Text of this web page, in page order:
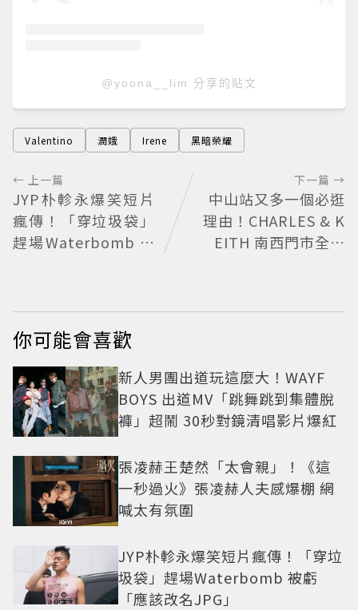
@yoona__lim 分享的貼文
Valentino 潤娥 Irene 黑暗榮耀
← 上一篇
JYP朴軫永爆笑短片
瘋傳！「穿垃圾袋」
趕場Waterbomb 被
下一篇 →
中山站又多一個必逛
理由！CHARLES & K
EITH 南西門市全新
時尚
你可能會喜歡
新人男團出道玩這麼大！WAYF
BOYS 出道MV「跳舞跳到集體脫
褲」超鬧 30秒對鏡清唱影片爆紅
張凌赫王楚然「太會親」！《這
一秒過火》張凌赫人夫感爆棚 網
喊太有氛圍
JYP朴軫永爆笑短片瘋傳！「穿垃
圾袋」趕場Waterbomb 被虧
「應該改名JPG」